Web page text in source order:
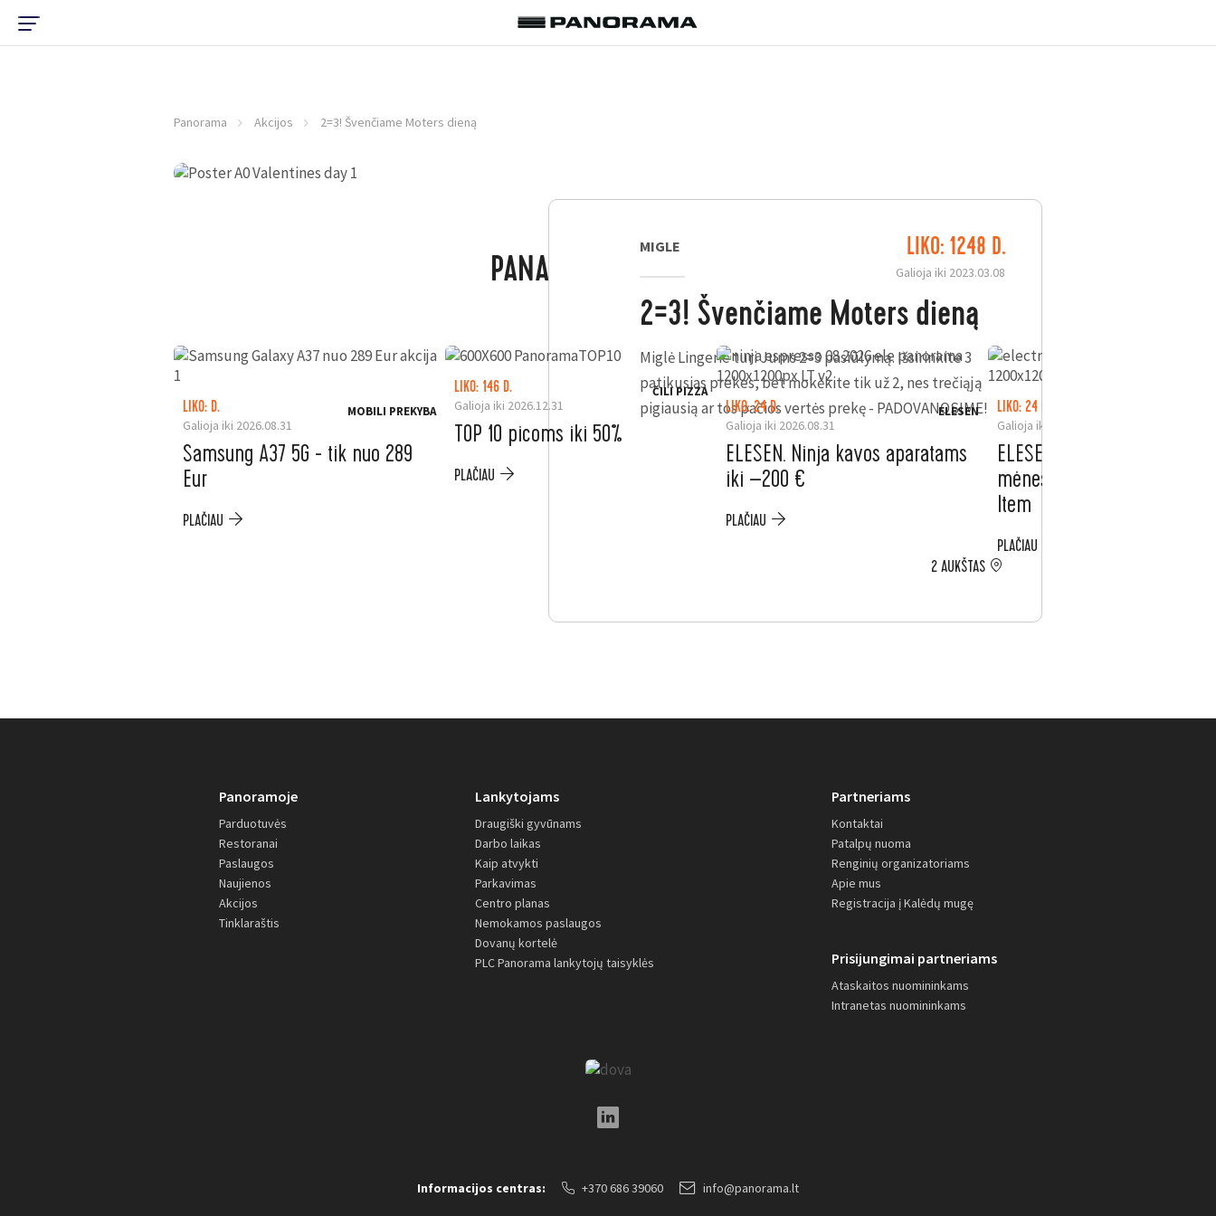
Panorama Akcijos 2=3! Švenčiame Moters dieną
MIGLE LIKO: 1248 D.
Galioja iki 2023.03.08
2=3! Švenčiame Moters dieną
Miglė Lingerie turi Jums 2=3 pasiūlymą. Išsirinkite 3
patikusias prekes, bet mokėkite tik už 2, nes trečiąją
pigiausią ar tos pačios vertės prekę - PADOVANOSIME!
2 AUKŠTAS
PANAŠŪS PASIŪLYMAI
LIKO: D.
Galioja iki 2026.08.31
MOBILI PREKYBA
Samsung A37 5G - tik nuo 289
Eur
PLAČIAU
LIKO: 146 D.
Galioja iki 2026.12.31
ČILI PIZZA
TOP 10 picoms iki 50%
PLAČIAU
LIKO: 24 D.
Galioja iki 2026.08.31
ELESEN
ELESEN. Ninja kavos aparatams
iki –200 €
PLAČIAU
LIKO: 24 D.
Galioja iki 2026.08.31
ELESEN. Nemokamas
mėnesių „Electrolux“
Item
PLAČIAU
Panoramoje
Parduotuvės
Restoranai
Paslaugos
Naujienos
Akcijos
Tinklaraštis
Lankytojams
Draugiški gyvūnams
Darbo laikas
Kaip atvykti
Parkavimas
Centro planas
Nemokamos paslaugos
Dovanų kortelė
PLC Panorama lankytojų taisyklės
Partneriams
Kontaktai
Patalpų nuoma
Renginių organizatoriams
Apie mus
Registracija į Kalėdų mugę
Prisijungimai partneriams
Ataskaitos nuomininkams
Intranetas nuomininkams
Informacijos centras: +370 686 39060 info@panorama.lt